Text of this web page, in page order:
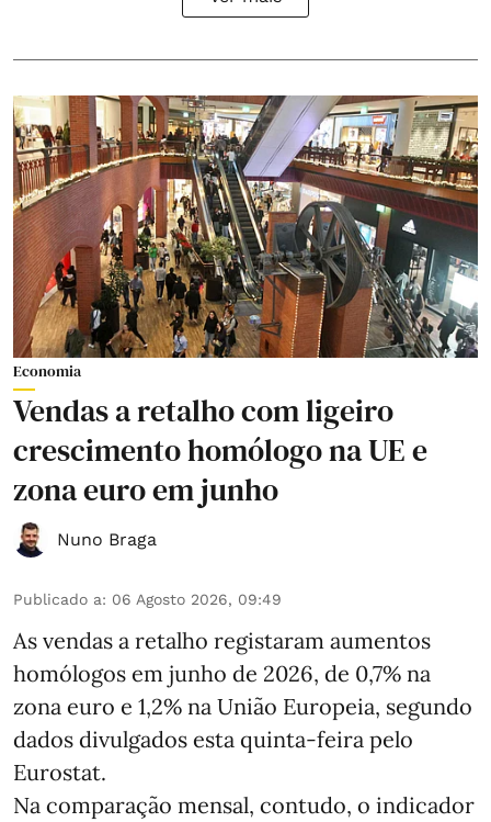
Economia
Vendas a retalho com ligeiro
crescimento homólogo na UE e
zona euro em junho
Nuno Braga
Publicado a: 06 Agosto 2026, 09:49
As vendas a retalho registaram aumentos
homólogos em junho de 2026, de 0,7% na
zona euro e 1,2% na União Europeia, segundo
dados divulgados esta quinta-feira pelo
Eurostat.
Na comparação mensal, contudo, o indicador